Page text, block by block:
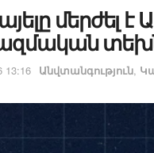
մերժել
13:16 Անվտանգություն,